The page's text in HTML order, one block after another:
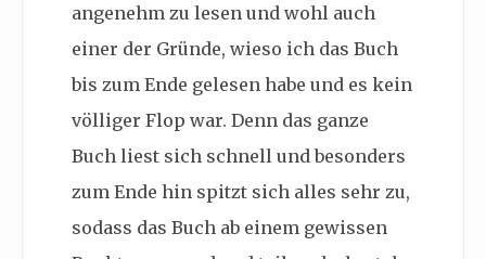
angenehm zu lesen und wohl auch
einer der Gründe, wieso ich das Buch
bis zum Ende gelesen habe und es kein
völliger Flop war. Denn das ganze
Buch liest sich schnell und besonders
zum Ende hin spitzt sich alles sehr zu,
sodass das Buch ab einem gewissen